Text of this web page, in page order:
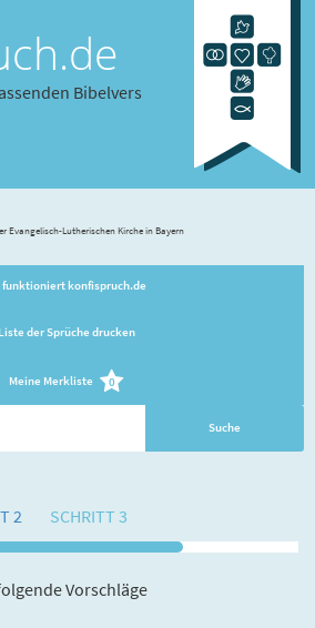
Bibelvers
Evangelisch-Lutherischen Kirche in Bayern
funktioniert konfispruch.de
Liste der Sprüche drucken
Meine Merkliste 0
2 SCHRITT 3
Vorschläge